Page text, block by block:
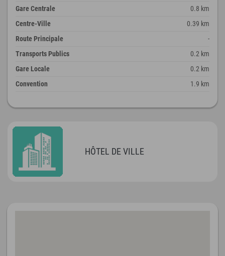
Gare Centrale
0.8 km
Centre-Ville
0.39 km
Route Principale
-
Transports Publics
0.2 km
Gare Locale
0.2 km
Convention
1.9 km
HÔTEL DE VILLE